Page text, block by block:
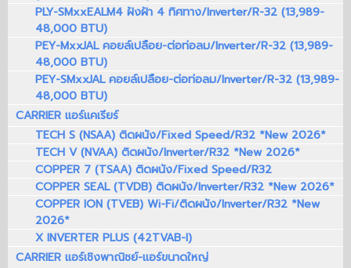
PLY-SMxxEALM4 ฝังฝ้า 4 ทิศทาง/Inverter/R-32 (13,989-
48,000 BTU)
PEY-MxxJAL คอยล์เปลือย-ต่อท่อลม/Inverter/R-32 (13,989-
48,000 BTU)
PEY-SMxxJAL คอยล์เปลือย-ต่อท่อลม/Inverter/R-32 (13,989-
48,000 BTU)
CARRIER แอร์แคเรียร์
TECH S (NSAA) ติดผนัง/Fixed Speed/R32 *New 2026*
TECH V (NVAA) ติดผนัง/Inverter/R32 *New 2026*
COPPER 7 (TSAA) ติดผนัง/Fixed Speed/R32
COPPER SEAL (TVDB) ติดผนัง/Inverter/R32 *New 2026*
COPPER ION (TVEB) Wi-Fi/ติดผนัง/Inverter/R32 *New
2026*
X INVERTER PLUS (42TVAB-I)
CARRIER แอร์เชิงพาณิชย์-แอร์ขนาดใหญ่